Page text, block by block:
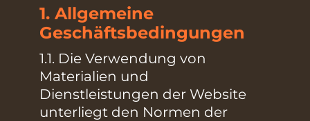
1. Allgemeine
Geschäftsbedingungen
1.1. Die Verwendung von
Materialien und
Dienstleistungen der Website
unterliegt den Normen der